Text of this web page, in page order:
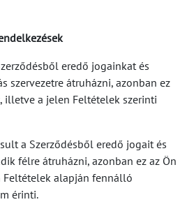
eredő jogainkat és
szervezetre átruházni, azonban ez
illetve a jelen Feltételek szerinti
a Szerződésből eredő jogait és
félre átruházni, azonban ez az Ön
alapján fennálló
érinti.